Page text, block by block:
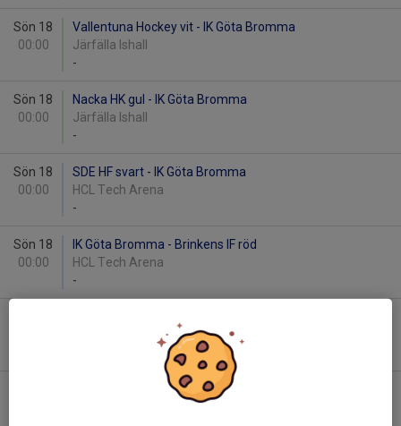
Sön 18
00:00
Vallentuna Hockey vit - IK Göta Bromma
Järfälla Ishall
-
Sön 18
00:00
Nacka HK gul - IK Göta Bromma
Järfälla Ishall
-
Sön 18
00:00
SDE HF svart - IK Göta Bromma
HCL Tech Arena
-
Sön 18
00:00
IK Göta Bromma - Brinkens IF röd
HCL Tech Arena
-
IFK Täby HC svart - IK Göta Bromma